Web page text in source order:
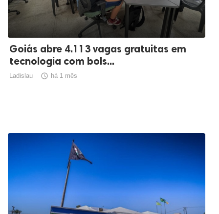
Goiás abre 4.113 vagas gratuitas em
tecnologia com bols...
Ladislau  há 1 mês